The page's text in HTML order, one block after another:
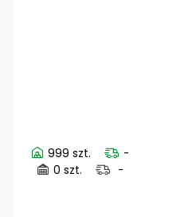
999 szt.
-
0 szt.
-